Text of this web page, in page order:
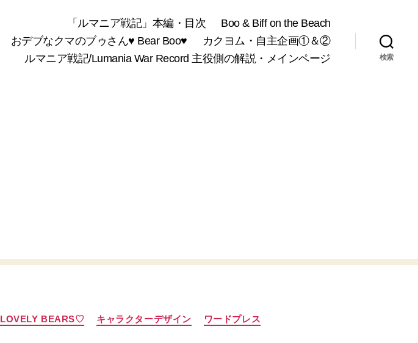
「ルマニア戦記」本編・目次
Boo & Biff on the Beach
おデブなクマのブゥさん♥ Bear Boo♥
カクヨム・自主企画①＆②
ルマニア戦記/Lumania War Record 主役側の解説・メインページ
検索
カ
テ
LOVELY BEARS♡ キャラクターデザイン ワードプレス